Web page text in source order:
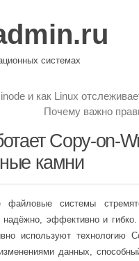
системах
и как Linux
Почему важно
Copy-on-
камни
файловые системы
надёжно, эффективно и
используют технологию
данных,